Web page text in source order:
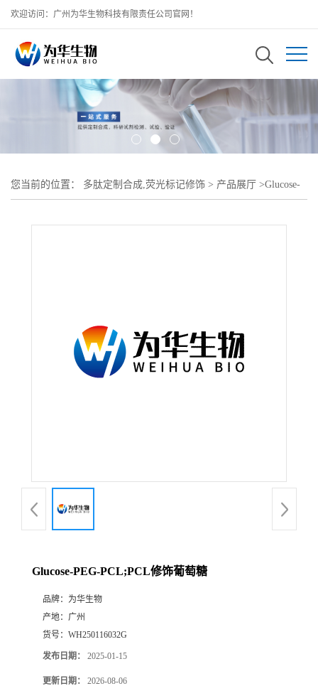
欢迎访问：广州为华生物科技有限责任公司官网！
您当前的位置： 多肽定制合成,荧光标记修饰 > 产品展厅 >Glucose-
Glucose-PEG-PCL;PCL修饰葡萄糖
品牌： 为华生物
产地： 广州
货号： WH250116032G
发布日期： 2025-01-15
更新日期： 2026-08-06